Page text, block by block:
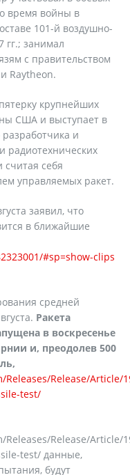
время войны в
101-й воздушно-
гг.; занимал
с правительством
Raytheon.
крупнейших
США и выступает в
и
радиотехнических
себя
управляемых ракет.
заявил, что
в ближайшие
#sp=show-clips
средней
Ракета
в воскресенье
и, преодолев 500
Release/Article/
test/
Release/Article/
test/ данные,
будут